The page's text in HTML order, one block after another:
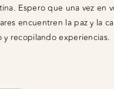
Espero que una vez en
encuentren la paz y la
y recopilando experiencias.